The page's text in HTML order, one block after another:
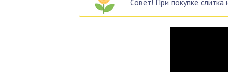
Совет! При покупке слитка